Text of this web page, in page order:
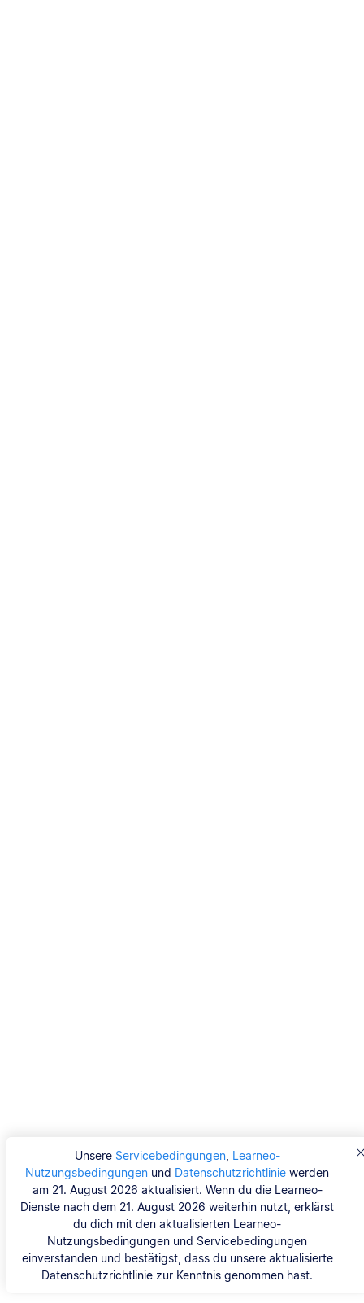
Unsere Servicebedingungen, Learneo-
Nutzungsbedingungen und Datenschutzrichtlinie werden
am 21. August 2026 aktualisiert. Wenn du die Learneo-
Dienste nach dem 21. August 2026 weiterhin nutzt, erklärst
du dich mit den aktualisierten Learneo-
Nutzungsbedingungen und Servicebedingungen
einverstanden und bestätigst, dass du unsere aktualisierte
Datenschutzrichtlinie zur Kenntnis genommen hast.